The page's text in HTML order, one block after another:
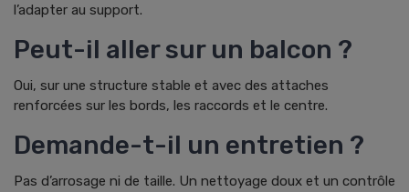
l’adapter au support.
Peut-il aller sur un balcon ?
Oui, sur une structure stable et avec des attaches
renforcées sur les bords, les raccords et le centre.
Demande-t-il un entretien ?
Pas d’arrosage ni de taille. Un nettoyage doux et un contrôle